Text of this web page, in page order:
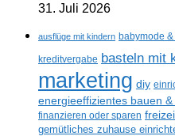
31. Juli 2026
ausflüge mit kindern babymode
kreditvergabe basteln mit
marketing diy
energieeffizientes bauen &
finanzieren oder sparen
gemütliches zuhause